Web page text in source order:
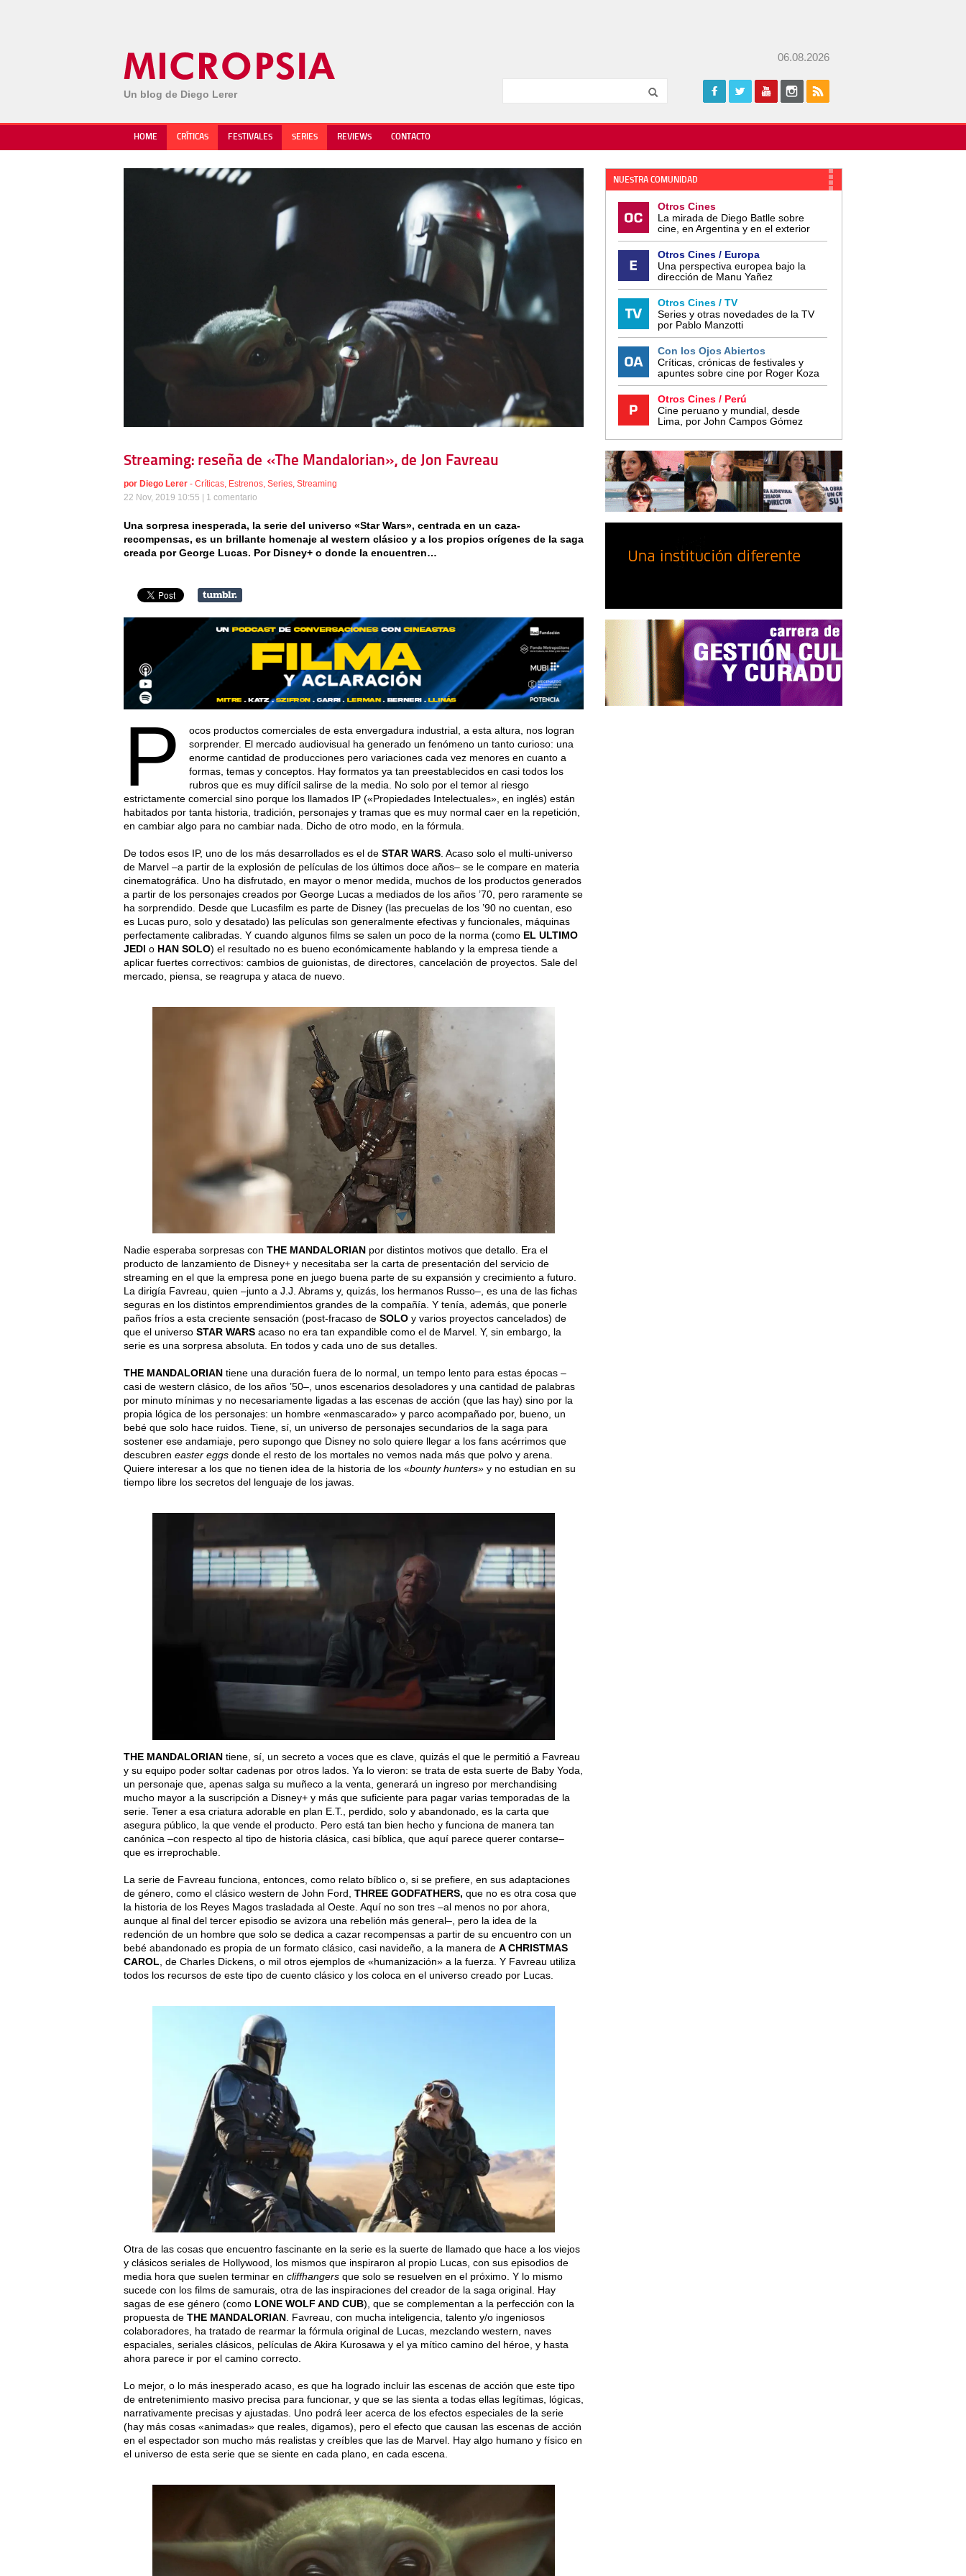
Un blog de Diego Lerer
06.08.2026
HOME CRÍTICAS FESTIVALES SERIES REVIEWS CONTACTO
Streaming: reseña de «The Mandalorian», de Jon Favreau
por Diego Lerer - Críticas Estrenos Series Streaming
22 Nov, 2019 10:55 | 1 comentario
Una sorpresa inesperada, la serie del universo «Star Wars», centrada en un caza-
recompensas, es un brillante homenaje al western clásico y a los propios orígenes de la saga
creada por George Lucas. Por Disney+ o donde la encuentren…
P
ocos productos comerciales de esta envergadura industrial, a esta altura, nos logran
sorprender. El mercado audiovisual ha generado un fenómeno un tanto curioso: una
enorme cantidad de producciones pero variaciones cada vez menores en cuanto a
formas, temas y conceptos. Hay formatos ya tan preestablecidos en casi todos los
rubros que es muy difícil salirse de la media. No solo por el temor al riesgo
estrictamente comercial sino porque los llamados IP («Propiedades Intelectuales», en inglés) están
habitados por tanta historia, tradición, personajes y tramas que es muy normal caer en la repetición,
en cambiar algo para no cambiar nada. Dicho de otro modo, en la fórmula.
De todos esos IP, uno de los más desarrollados es el de STAR WARS . Acaso solo el multi-universo
de Marvel –a partir de la explosión de películas de los últimos doce años– se le compare en materia
cinematográfica. Uno ha disfrutado, en mayor o menor medida, muchos de los productos generados
a partir de los personajes creados por George Lucas a mediados de los años ’70, pero raramente se
ha sorprendido. Desde que Lucasfilm es parte de Disney (las precuelas de los ’90 no cuentan, eso
es Lucas puro, solo y desatado) las películas son generalmente efectivas y funcionales, máquinas
perfectamente calibradas. Y cuando algunos films se salen un poco de la norma (como EL ULTIMO
JEDI o HAN SOLO) el resultado no es bueno económicamente hablando y la empresa tiende a
aplicar fuertes correctivos: cambios de guionistas, de directores, cancelación de proyectos. Sale del
mercado, piensa, se reagrupa y ataca de nuevo.
Nadie esperaba sorpresas con THE MANDALORIAN por distintos motivos que detallo. Era el
producto de lanzamiento de Disney+ y necesitaba ser la carta de presentación del servicio de
streaming en el que la empresa pone en juego buena parte de su expansión y crecimiento a futuro.
La dirigía Favreau, quien –junto a J.J. Abrams y, quizás, los hermanos Russo–, es una de las fichas
seguras en los distintos emprendimientos grandes de la compañía. Y tenía, además, que ponerle
paños fríos a esta creciente sensación (post-fracaso de SOLO y varios proyectos cancelados) de
que el universo STAR WARS acaso no era tan expandible como el de Marvel. Y, sin embargo, la
serie es una sorpresa absoluta. En todos y cada uno de sus detalles.
THE MANDALORIAN tiene una duración fuera de lo normal, un tempo lento para estas épocas –
casi de western clásico, de los años ’50–, unos escenarios desoladores y una cantidad de palabras
por minuto mínimas y no necesariamente ligadas a las escenas de acción (que las hay) sino por la
propia lógica de los personajes: un hombre «enmascarado» y parco acompañado por, bueno, un
bebé que solo hace ruidos. Tiene, sí, un universo de personajes secundarios de la saga para
sostener ese andamiaje, pero supongo que Disney no solo quiere llegar a los fans acérrimos que
descubren easter eggs donde el resto de los mortales no vemos nada más que polvo y arena.
Quiere interesar a los que no tienen idea de la historia de los «bounty hunters» y no estudian en su
tiempo libre los secretos del lenguaje de los jawas.
THE MANDALORIAN tiene, sí, un secreto a voces que es clave, quizás el que le permitió a Favreau
y su equipo poder soltar cadenas por otros lados. Ya lo vieron: se trata de esta suerte de Baby Yoda,
un personaje que, apenas salga su muñeco a la venta, generará un ingreso por merchandising
mucho mayor a la suscripción a Disney+ y más que suficiente para pagar varias temporadas de la
serie. Tener a esa criatura adorable en plan E.T., perdido, solo y abandonado, es la carta que
asegura público, la que vende el producto. Pero está tan bien hecho y funciona de manera tan
canónica –con respecto al tipo de historia clásica, casi bíblica, que aquí parece querer contarse–
que es irreprochable.
La serie de Favreau funciona, entonces, como relato bíblico o, si se prefiere, en sus adaptaciones
de género, como el clásico western de John Ford, THREE GODFATHERS, que no es otra cosa que
la historia de los Reyes Magos trasladada al Oeste. Aquí no son tres –al menos no por ahora,
aunque al final del tercer episodio se avizora una rebelión más general–, pero la idea de la
redención de un hombre que solo se dedica a cazar recompensas a partir de su encuentro con un
bebé abandonado es propia de un formato clásico, casi navideño, a la manera de A CHRISTMAS
CAROL , de Charles Dickens, o mil otros ejemplos de «humanización» a la fuerza. Y Favreau utiliza
todos los recursos de este tipo de cuento clásico y los coloca en el universo creado por Lucas.
Otra de las cosas que encuentro fascinante en la serie es la suerte de llamado que hace a los viejos
y clásicos seriales de Hollywood, los mismos que inspiraron al propio Lucas, con sus episodios de
media hora que suelen terminar en cliffhangers que solo se resuelven en el próximo. Y lo mismo
sucede con los films de samurais, otra de las inspiraciones del creador de la saga original. Hay
sagas de ese género (como LONE WOLF AND CUB), que se complementan a la perfección con la
propuesta de THE MANDALORIAN . Favreau, con mucha inteligencia, talento y/o ingeniosos
colaboradores, ha tratado de rearmar la fórmula original de Lucas, mezclando western, naves
espaciales, seriales clásicos, películas de Akira Kurosawa y el ya mítico camino del héroe, y hasta
ahora parece ir por el camino correcto.
Lo mejor, o lo más inesperado acaso, es que ha logrado incluir las escenas de acción que este tipo
de entretenimiento masivo precisa para funcionar, y que se las sienta a todas ellas legítimas, lógicas,
narrativamente precisas y ajustadas. Uno podrá leer acerca de los efectos especiales de la serie
(hay más cosas «animadas» que reales, digamos), pero el efecto que causan las escenas de acción
en el espectador son mucho más realistas y creíbles que las de Marvel. Hay algo humano y físico en
el universo de esta serie que se siente en cada plano, en cada escena.
NUESTRA COMUNIDAD
Otros Cines
La mirada de Diego Batlle sobre
cine, en Argentina y en el exterior
Otros Cines / Europa
Una perspectiva europea bajo la
dirección de Manu Yañez
Otros Cines / TV
Series y otras novedades de la TV
por Pablo Manzotti
Con los Ojos Abiertos
Críticas, crónicas de festivales y
apuntes sobre cine por Roger Koza
Otros Cines / Perú
Cine peruano y mundial, desde
Lima, por John Campos Gómez